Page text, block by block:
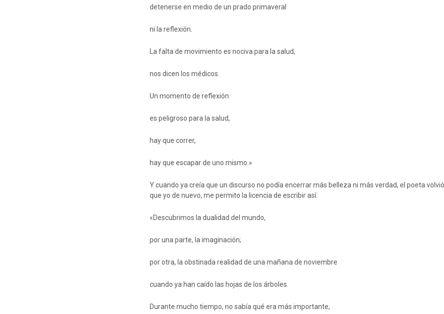
detenerse en medio de un prado primaveral
ni la reflexión.
La falta de movimiento es nociva para la salud,
nos dicen los médicos.
Un momento de reflexión
es peligroso para la salud,
hay que correr,
hay que escapar de uno mismo.»
Y cuando ya creía que un discurso no podía encerrar más belleza ni más verdad, el poeta
que yo de nuevo, me permito la licencia de escribir así:
«Descubrimos la dualidad del mundo,
por una parte, la imaginación;
por otra, la obstinada realidad de una mañana de noviembre
cuando ya han caído las hojas de los árboles.
Durante mucho tiempo, no sabía qué era más importante,